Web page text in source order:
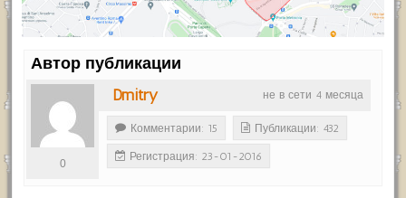
Автор публикации
не в сети 4 месяца
Dmitry
0
Комментарии: 15 Публикации: 432
Регистрация: 23-01-2016